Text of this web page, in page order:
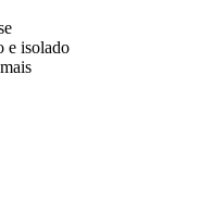
e isolado